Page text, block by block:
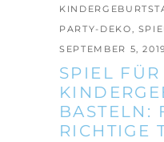
PARTY-DEKO,
SEPTEMBER 5, 2019
SPIEL FÜR
BASTELN:
RICHTIGE